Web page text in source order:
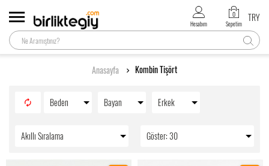
Hesabım
0
Sepetim
TRY
Anasayfa Kombin Tişört
Beden Bayan Erkek
Akıllı Sıralama Göster: 30